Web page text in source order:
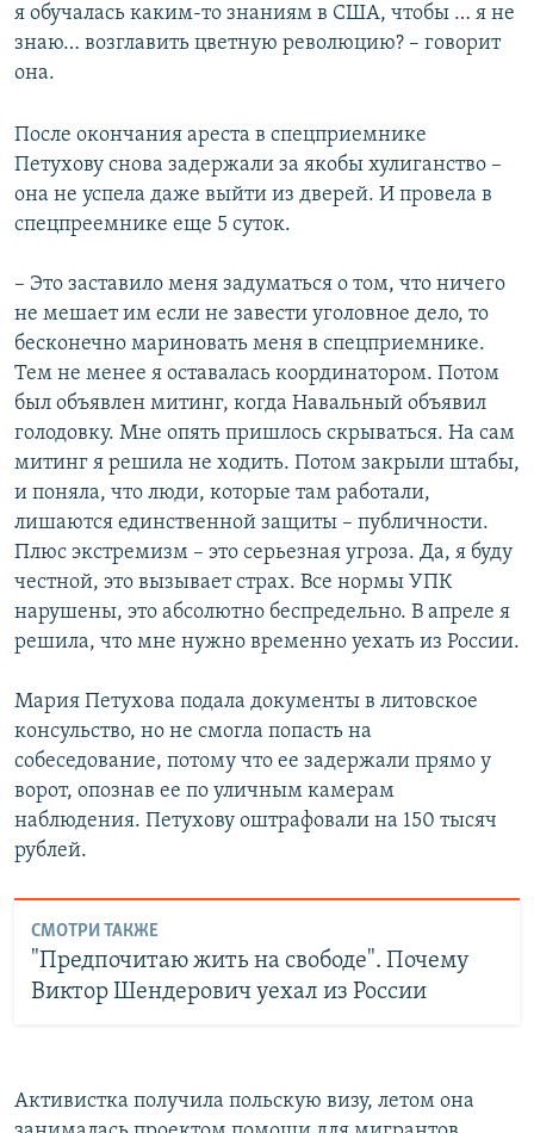
я обучалась каким-то знаниям в США, чтобы … я не
знаю… возглавить цветную революцию? – говорит
она.
После окончания ареста в спецприемнике
Петухову снова задержали за якобы хулиганство –
она не успела даже выйти из дверей. И провела в
спецпреемнике еще 5 суток.
– Это заставило меня задуматься о том, что ничего
не мешает им если не завести уголовное дело, то
бесконечно мариновать меня в спецприемнике.
Тем не менее я оставалась координатором. Потом
был объявлен митинг, когда Навальный объявил
голодовку. Мне опять пришлось скрываться. На сам
митинг я решила не ходить. Потом закрыли штабы,
и поняла, что люди, которые там работали,
лишаются единственной защиты – публичности.
Плюс экстремизм – это серьезная угроза. Да, я буду
честной, это вызывает страх. Все нормы УПК
нарушены, это абсолютно беспредельно. В апреле я
решила, что мне нужно временно уехать из России.
Мария Петухова подала документы в литовское
консульство, но не смогла попасть на
собеседование, потому что ее задержали прямо у
ворот, опознав ее по уличным камерам
наблюдения. Петухову оштрафовали на 150 тысяч
рублей.
СМОТРИ ТАКЖЕ
"Предпочитаю жить на свободе". Почему
Виктор Шендерович уехал из России
Активистка получила польскую визу, летом она